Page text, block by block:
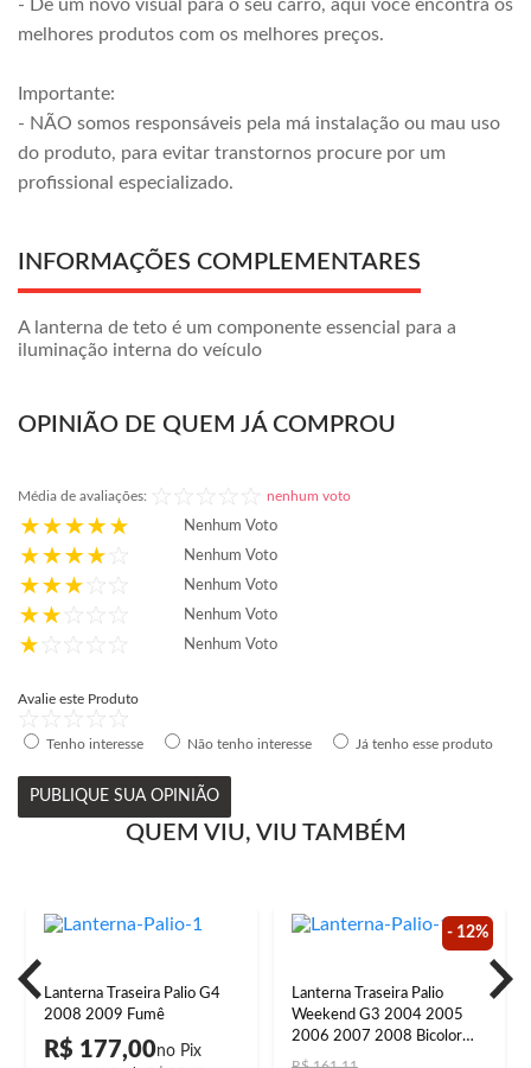
- Dê um novo visual para o seu carro, aqui você encontra os
melhores produtos com os melhores preços.
Importante:
- NÃO somos responsáveis pela má instalação ou mau uso
do produto, para evitar transtornos procure por um
profissional especializado.
INFORMAÇÕES COMPLEMENTARES
A lanterna de teto é um componente essencial para a
iluminação interna do veículo
OPINIÃO DE QUEM JÁ COMPROU
Média de avaliações: nenhum voto
Nenhum Voto
Nenhum Voto
Nenhum Voto
Nenhum Voto
Nenhum Voto
Avalie este Produto
Tenho interesse Não tenho interesse Já tenho esse produto
PUBLIQUE SUA OPINIÃO
QUEM VIU, VIU TAMBÉM
Lanterna Traseira Palio G4
2008 2009 Fumê
R$ 177,00
- 12%
Lanterna Traseira Palio
Weekend G3 2004 2005
2006 2007 2008 Bicolor
Canto